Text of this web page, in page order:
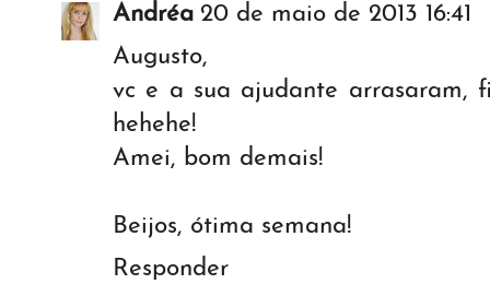
Andréa 20 de maio de 2013 16:41
Augusto,
vc e a sua ajudante arrasaram,
hehehe!
Amei, bom demais!
Beijos, ótima semana!
Responder